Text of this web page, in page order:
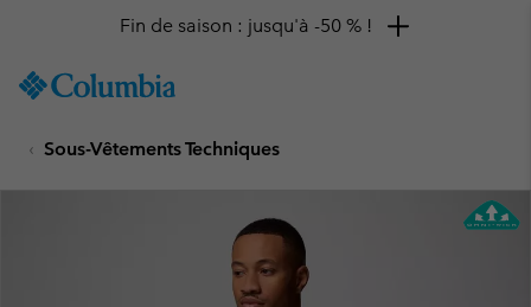
TO
SKIP
MAIN
Fin de saison : jusqu'à -50 % !
Sous-Vêtements Techniques